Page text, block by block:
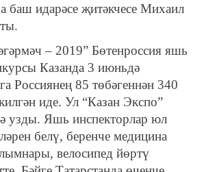
баш идарәсе җитәкчесе Михаил
– 2019” Бөтенроссия яшь
Казанда 3 июньдә
Россиянең 85 төбәгеннән 340
иде. Ул “Казан Экспо”
узды. Яшь инспекторлар юл
белү, беренче медицина
велосипед йөртү